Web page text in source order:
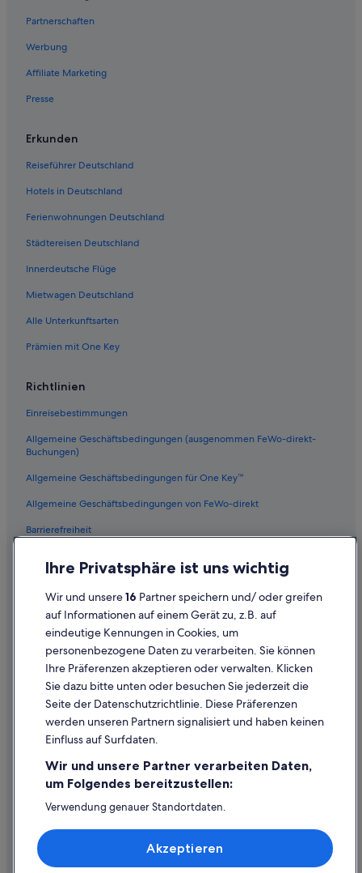
Partnerschaften
Werbung
Affiliate Marketing
Presse
Erkunden
Reiseführer Deutschland
Hotels in Deutschland
Ferienwohnungen Deutschland
Städtereisen Deutschland
Innerdeutsche Flüge
Mietwagen Deutschland
Alle Unterkunftsarten
Prämien mit One Key
Richtlinien
Einreisebestimmungen
Allgemeine Geschäftsbedingungen (ausgenommen FeWo-direkt-
Buchungen)
Allgemeine Geschäftsbedingungen für One Key™
Allgemeine Geschäftsbedingungen von FeWo-direkt
Barrierefreiheit
Inhaltsrichtlinien und Melden von Inhalten
Hilfe
Hilfe
Flug stornieren
Rückerstattungsdauer
Expedia-Gutschein einlösen
Internationale Reisedokumente
Ihre Privatsphäre ist uns wichtig
Wir und unsere16 Partner speichern und/ oder greifen
auf Informationen auf einem Gerät zu, z.B. auf
eindeutige Kennungen in Cookies, um
personenbezogene Daten zu verarbeiten. Sie können
Ihre Präferenzen akzeptieren oder verwalten. Klicken
Sie dazu bitte unten oder besuchen Sie jederzeit die
Seite der Datenschutzrichtlinie. Diese Präferenzen
werden unseren Partnern signalisiert und haben keinen
Einfluss auf Surfdaten.
Wir und unsere Partner verarbeiten Daten,
um Folgendes bereitzustellen:
Verwendung genauer Standortdaten.
Speichern von oder Zugriff auf Informationen auf einem
Endgerät. Personalisierte Werbung und Inhalte, Messung
von Werbeleistung und der Performance von Inhalten,
Akzeptieren